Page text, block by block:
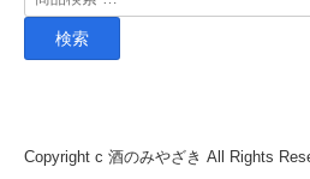
索
象:
Copyright c 酒のみやざき All Rights